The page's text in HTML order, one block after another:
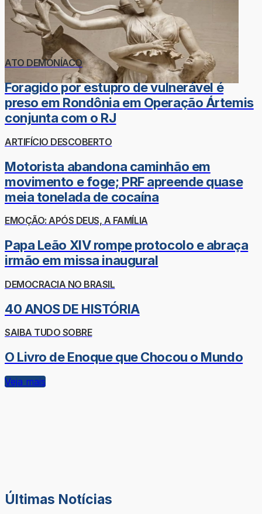
ATO DEMONÍACO
Foragido por estupro de vulnerável é
preso em Rondônia em Operação Ártemis
conjunta com o RJ
ARTIFÍCIO DESCOBERTO
Motorista abandona caminhão em
movimento e foge; PRF apreende quase
meia tonelada de cocaína
EMOÇÃO: APÓS DEUS, A FAMÍLIA
Papa Leão XIV rompe protocolo e abraça
irmão em missa inaugural
DEMOCRACIA NO BRASIL
40 ANOS DE HISTÓRIA
SAIBA TUDO SOBRE
O Livro de Enoque que Chocou o Mundo
Veja mais
Últimas Notícias